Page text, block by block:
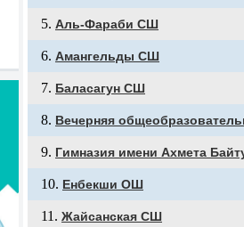
Аль-Фараби СШ
Амангельды СШ
Баласагун СШ
Вечерняя
Гимназия имени Ахмета
Енбекши ОШ
Жайсанская СШ